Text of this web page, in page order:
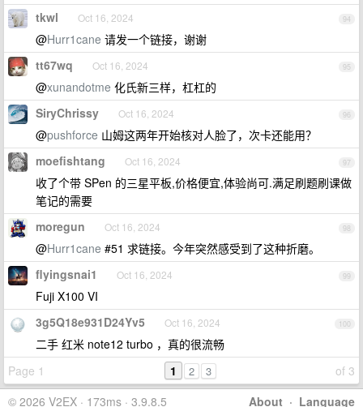
94
tkwl Oct 16, 2024
@Hurr1cane 请发一个链接，谢谢
95
tt67wq Oct 16, 2024
@xunandotme 化氏新三样，杠杠的
96
SiryChrissy Oct 16, 2024
@pushforce 山姆这两年开始核对人脸了，次卡还能用？
97
moefishtang Oct 16, 2024
收了个带 SPen 的三星平板,价格便宜,体验尚可.满足刷题刷课做
笔记的需要
98
moregun Oct 16, 2024
@Hurr1cane #51 求链接。今年突然感受到了这种折磨。
99
flyingsnai1 Oct 16, 2024
Fuji X100 VI
100
3g5Q18e931D24Yv5 Oct 16, 2024
二手 红米 note12 turbo ，真的很流畅
Page 1
of 3
1 2 3
About · Language
© 2026 V2EX · 173ms · 3.9.8.5